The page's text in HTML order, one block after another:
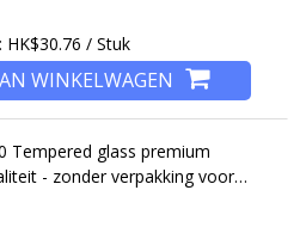
HK$30.76 / Stuk
WINKELWAGEN
Tempered glass premium
- zonder verpakking voor